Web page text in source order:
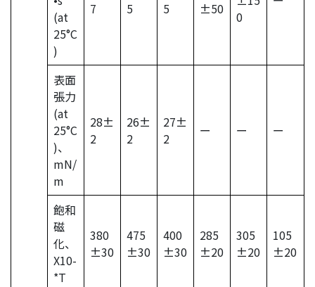
(at
25°C
)
7
5
5
±50
0
表面
張力
(at
25°C
)、
mN/
m
28±
2
26±
2
27±
2
ー ー ー
飽和
磁
化、
X10-
*T
380
±30
475
±30
400
±30
285
±20
305
±20
105
±20